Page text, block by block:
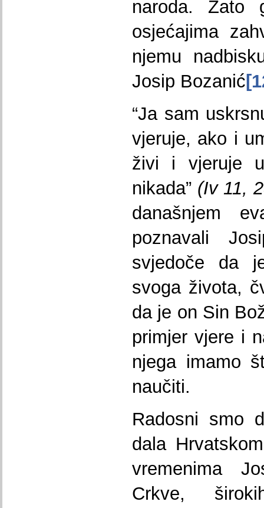
naroda. Zato
osjećajima
njemu
Josip Bozanić
“Ja sam
vjeruje, ako i
živi i vjeruje
nikada” (Iv 11,
današnjem
poznavali
svjedoče da
svoga života,
da je on Sin
primjer vjere i
njega imamo
naučiti.
Radosni smo
dala
vremenima
Crkve,